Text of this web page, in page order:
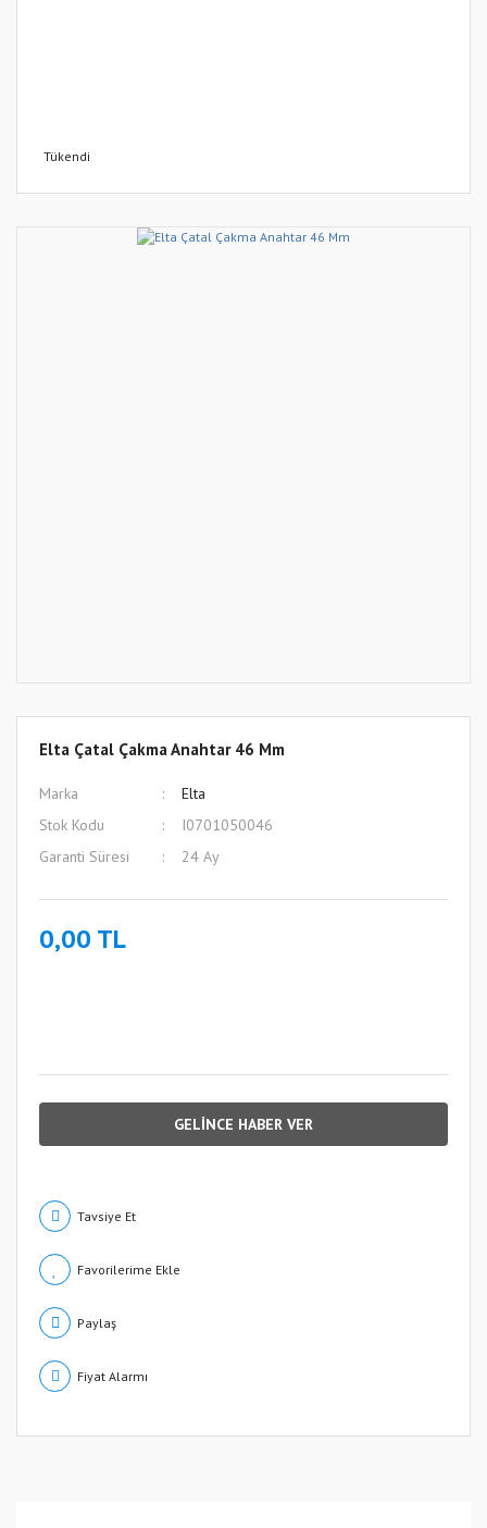
Tükendi
Elta Çatal Çakma Anahtar 46 Mm
Marka
Elta
Stok Kodu
I0701050046
Garanti Süresi
24 Ay
0,00 TL
GELİNCE HABER VER
Tavsiye Et
Paylaş
Fiyat Alarmı